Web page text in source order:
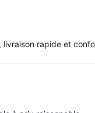
livraison rapide et